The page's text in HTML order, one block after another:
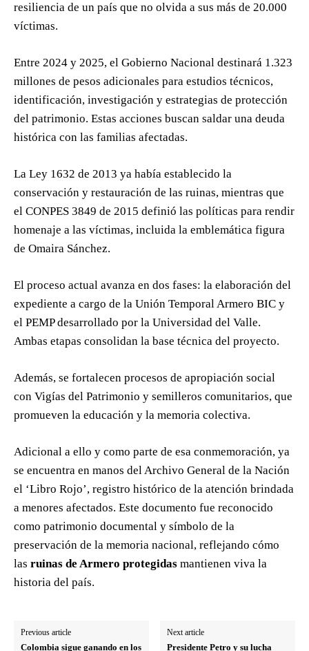
resiliencia de un país que no olvida a sus más de 20.000
víctimas.
Entre 2024 y 2025, el Gobierno Nacional destinará 1.323
millones de pesos adicionales para estudios técnicos,
identificación, investigación y estrategias de protección
del patrimonio. Estas acciones buscan saldar una deuda
histórica con las familias afectadas.
La Ley 1632 de 2013 ya había establecido la
conservación y restauración de las ruinas, mientras que
el CONPES 3849 de 2015 definió las políticas para rendir
homenaje a las víctimas, incluida la emblemática figura
de Omaira Sánchez.
El proceso actual avanza en dos fases: la elaboración del
expediente a cargo de la Unión Temporal Armero BIC y
el PEMP desarrollado por la Universidad del Valle.
Ambas etapas consolidan la base técnica del proyecto.
Además, se fortalecen procesos de apropiación social
con Vigías del Patrimonio y semilleros comunitarios, que
promueven la educación y la memoria colectiva.
Adicional a ello y como parte de esa conmemoración, ya
se encuentra en manos del Archivo General de la Nación
el ‘Libro Rojo’, registro histórico de la atención brindada
a menores afectados. Este documento fue reconocido
como patrimonio documental y símbolo de la
preservación de la memoria nacional, reflejando cómo
las ruinas de Armero protegidas mantienen viva la
historia del país.
Previous article
Colombia sigue ganando en los
Next article
Presidente Petro y su lucha